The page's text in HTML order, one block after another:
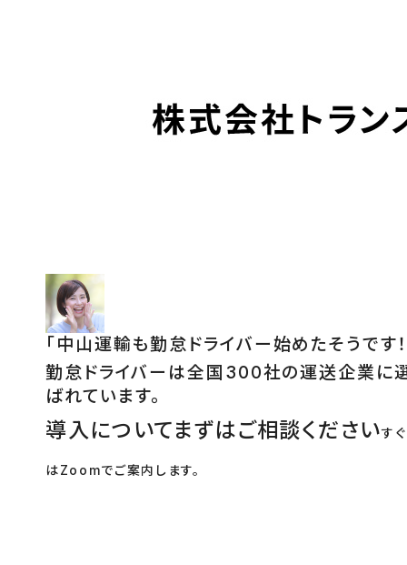
「中山運輸も勤怠ドライバー始めたそうです！
勤怠ドライバーは全国300社の運送企業に
ばれています。
導入についてまずはご相談くださいす
はZoomでご案内します。